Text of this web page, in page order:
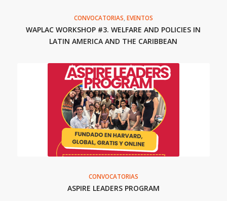
CONVOCATORIAS EVENTOS
WAPLAC WORKSHOP #3. WELFARE AND POLICIES IN
LATIN AMERICA AND THE CARIBBEAN
CONVOCATORIAS
ASPIRE LEADERS PROGRAM